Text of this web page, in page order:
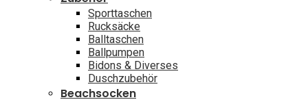
Sporttaschen
Rucksäcke
Balltaschen
Ballpumpen
Bidons & Diverses
Duschzubehör
Beachsocken